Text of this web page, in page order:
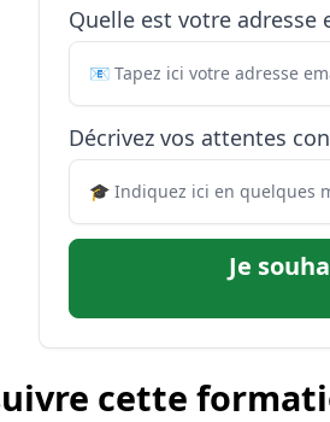
Quelle est votre adresse
Décrivez vos attentes
Je
cette